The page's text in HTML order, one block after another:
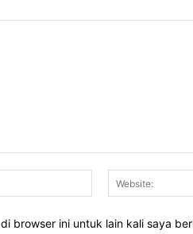
Email:*
browser ini untuk lain kali saya